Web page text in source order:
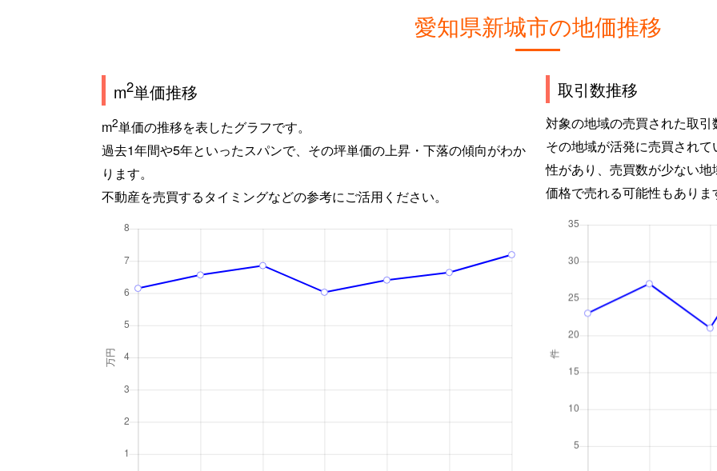
愛知県新城市の地価推移
m2単価推移
m2単価の推移を表したグラフです。
過去1年間や5年といったスパンで、その坪単価の上昇・下落の傾向がわか
ります。
不動産を売買するタイミングなどの参考にご活用ください。
取引数推移
対象の地域の売買された取
その地域が活発に売買され
性があり、売買数が少ない
価格で売れる可能性もありま